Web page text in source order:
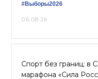
#Выборы2026
06.08.26
Спорт без границ: в
марафона «Сила